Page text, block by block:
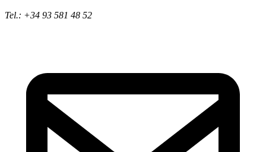
Tel.: +34 93 581 48 52